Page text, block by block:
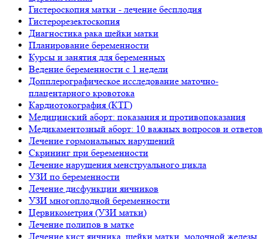
Гистероскопия матки - лечение бесплодия
Гистерорезектоскопия
Диагностика рака шейки матки
Планирование беременности
Курсы и занятия для беременных
Ведение беременности с 1 недели
Допплерографическое исследование маточно-
плацентарного кровотока
Кардиотокография (КТГ)
Медицинский аборт: показания и противопоказания
Медикаментозный аборт: 10 важных вопросов и ответов
Лечение гормональных нарушений
Скрининг при беременности
Лечение нарушения менструального цикла
УЗИ по беременности
Лечение дисфункции яичников
УЗИ многоплодной беременности
Цервикометрия (УЗИ матки)
Лечение полипов в матке
Лечение кист яичника, шейки матки, молочной железы